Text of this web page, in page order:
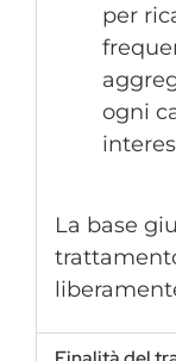
per
ogni
La base